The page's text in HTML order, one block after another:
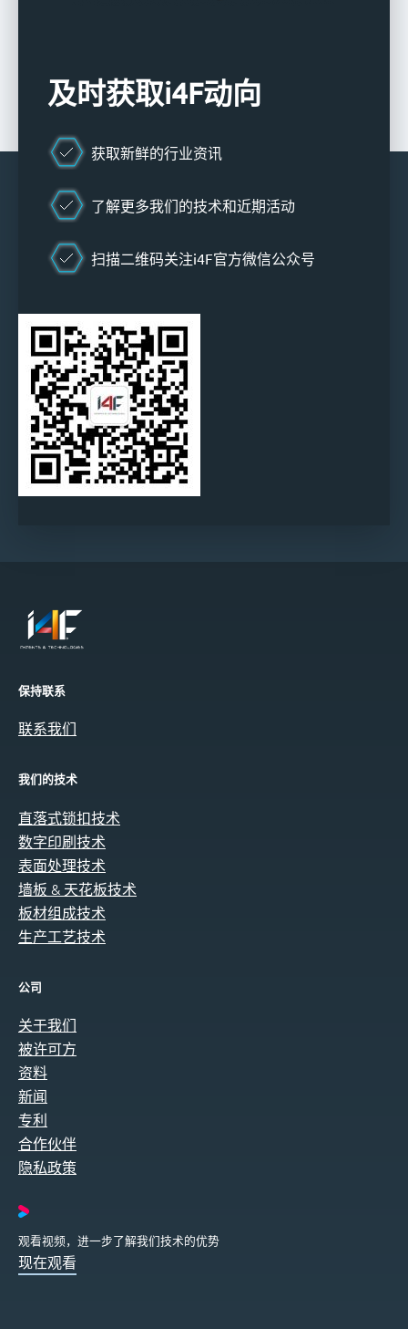
及时获取i4F动向
获取新鲜的行业资讯
了解更多我们的技术和近期活动
扫描二维码关注i4F官方微信公众号
保持联系
联系我们
我们的技术
直落式锁扣技术
数字印刷技术
表面处理技术
墙板 & 天花板技术
板材组成技术
生产工艺技术
公司
关于我们
被许可方
资料
新闻
专利
合作伙伴
隐私政策
观看视频，进一步了解我们技术的优势
现在观看